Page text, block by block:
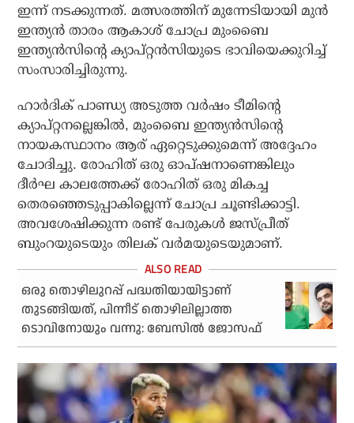
ഇന്ന് നടക്കുന്നത്. മത്സരത്തിന് മുന്നേടിയായി മുന്‍
ഇന്ത്യന്‍ താരം ആകാശ് ചോപ്ര മുംബൈ
ഇന്ത്യന്‍സിന്റെ ക്യാപ്റ്റന്‍സിയുടെ ഭാവിയെക്കുറിച്ച്
സംസാരിച്ചിരുന്നു.
ഹാര്‍ദിക് പാണ്ഡ്യ അടുത്ത വര്‍ഷം ടീമിന്റെ
ക്യാപ്റ്റനല്ലെങ്കില്‍, മുംബൈ ഇന്ത്യന്‍സിന്റെ
നായകസ്ഥാനം ആര് ഏറ്റെടുക്കുമെന്ന് അദ്ദേഹം
ചോദിച്ചു. രോഹിത് ഒരു ഓപ്ഷനാണെങ്കിലും
ദീര്‍ഘ കാലത്തേക്ക് രോഹിത് ഒരു മികച്ച
തെരഞ്ഞെടുപ്പാകില്ലെന്ന് ചോപ്ര ചൂണ്ടിക്കാട്ടി.
അവശേഷിക്കുന്ന രണ്ട് പേരുകള്‍ ജസ്പ്രീത്
ബുംറയുടെയും തിലക് വര്‍മയുടെയുമാണ്.
ഒരു തൊഴിലുറപ്പ് പദ്ധതിയായിട്ടാണ്
തുടങ്ങിയത്, പിന്നീട് തൊഴിലില്ലാത്ത
ടൊവിനോയും വന്നു: ബേസിൽ ജോസഫ്